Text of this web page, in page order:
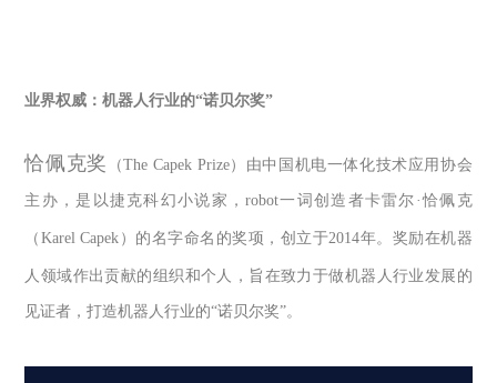
业界权威：机器人行业的“诺贝尔奖”
恰佩克奖 （The Capek Prize）由中国机电一体化技术应用协会
主办，是以捷克科幻小说家，robot一词创造者卡雷尔 ·恰佩克
（ Karel Capek ）的名字命名的奖项，创立于2014年。奖励在机器
人领域作出贡献的组织和个人，旨在致力于做机器人行业发展的
见证者，打造机器人行业的“诺贝尔奖”。